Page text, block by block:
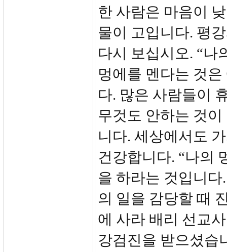
한 사람은 마음이
물이 고입니다. 평
다시 보십시오. “나
멍에를 멘다는 것
다. 많은 사람들이
무것도 안하는 것
니다. 세상에서도
건강합니다. “나의
을 하라는 것입니
의 일을 감당할 때
에 사라 배리 선교
강검진을 받으셨습